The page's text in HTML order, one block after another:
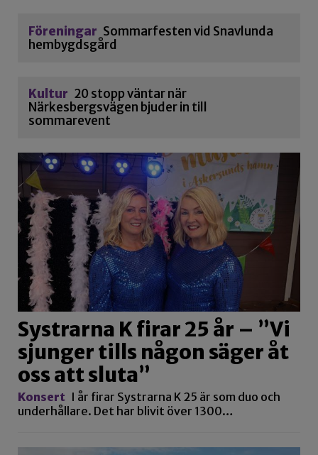
Föreningar Sommarfesten vid Snavlunda
hembygdsgård
Kultur 20 stopp väntar när
Närkesbergsvägen bjuder in till
sommarevent
Systrarna K firar 25 år – ”Vi
sjunger tills någon säger åt
oss att sluta”
Konsert I år firar Systrarna K 25 är som duo och
underhållare. Det har blivit över 1300…